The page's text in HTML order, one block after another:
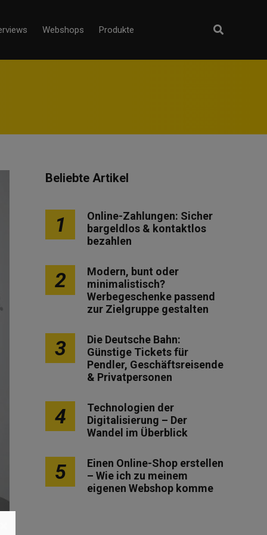
Webshops Produkte
Beliebte Artikel
1
Online-Zahlungen: Sicher
bargeldlos & kontaktlos
bezahlen
2
Modern, bunt oder
minimalistisch?
Werbegeschenke passend
zur Zielgruppe gestalten
3
Die Deutsche Bahn:
Günstige Tickets für
Pendler, Geschäftsreisende
& Privatpersonen
4
Technologien der
Digitalisierung – Der
Wandel im Überblick
5
Einen Online-Shop erstellen
– Wie ich zu meinem
eigenen Webshop komme